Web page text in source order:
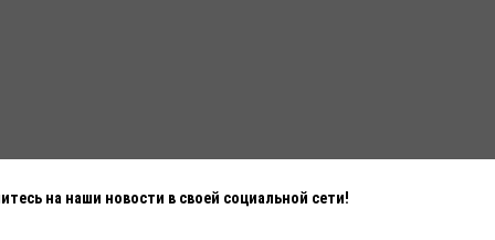
на наши новости в своей социальной сети!